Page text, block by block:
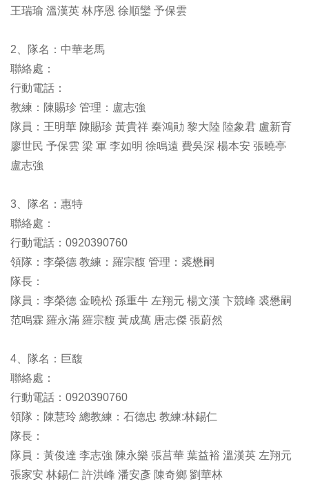
王瑞瑜 溫漢英 林序恩 徐順鑾 予保雲
2、隊名：中華老馬
聯絡處：
行動電話：
教練：陳賜珍 管理：盧志強
隊員：王明華 陳賜珍 黃貴祥 秦鴻勛 黎大陸 陸象君 盧新育
廖世民 予保雲 梁 軍 李如明 徐鳴遠 費吳深 楊本安 張曉亭
盧志強
3、隊名：惠特
聯絡處：
行動電話：0920390760
領隊：李榮德 教練：羅宗馥 管理：裘懋嗣
隊長：
隊員：李榮德 金曉松 孫重牛 左翔元 楊文漢 卞競峰 裘懋嗣
范鳴霖 羅永滿 羅宗馥 黃成萬 唐志傑 張蔚然
4、隊名：巨馥
聯絡處：
行動電話：0920390760
領隊：陳慧玲 總教練：石德忠 教練:林錫仁
隊長：
隊員：黃俊達 李志強 陳永樂 張莒華 葉益裕 溫漢英 左翔元
張家安 林錫仁 許洪峰 潘安彥 陳奇鄉 劉華林